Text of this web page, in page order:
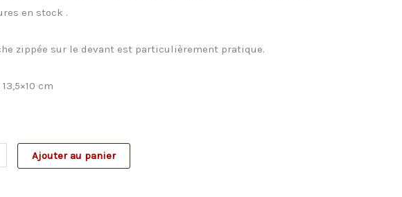
en stock .
zippée sur le devant est particulièrement pratique.
cm
Ajouter au panier